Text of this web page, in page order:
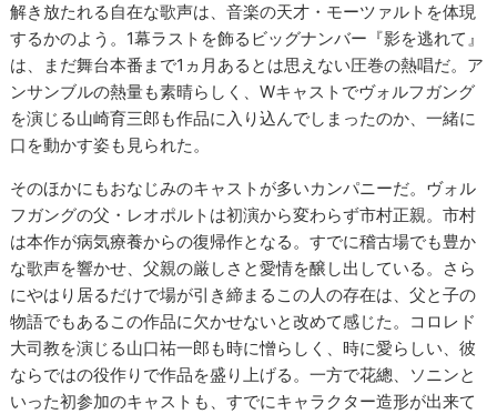
解き放たれる自在な歌声は、音楽の天才・モーツァルトを体現
するかのよう。1幕ラストを飾るビッグナンバー『影を逃れて』
は、まだ舞台本番まで1ヵ月あるとは思えない圧巻の熱唱だ。ア
ンサンブルの熱量も素晴らしく、Wキャストでヴォルフガング
を演じる山崎育三郎も作品に入り込んでしまったのか、一緒に
口を動かす姿も見られた。
そのほかにもおなじみのキャストが多いカンパニーだ。ヴォル
フガングの父・レオポルトは初演から変わらず市村正親。市村
は本作が病気療養からの復帰作となる。すでに稽古場でも豊か
な歌声を響かせ、父親の厳しさと愛情を醸し出している。さら
にやはり居るだけで場が引き締まるこの人の存在は、父と子の
物語でもあるこの作品に欠かせないと改めて感じた。コロレド
大司教を演じる山口祐一郎も時に憎らしく、時に愛らしい、彼
ならではの役作りで作品を盛り上げる。一方で花總、ソニンと
いった初参加のキャストも、すでにキャラクター造形が出来て